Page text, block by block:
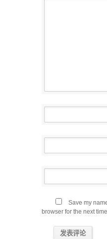
Save my
browser for the next